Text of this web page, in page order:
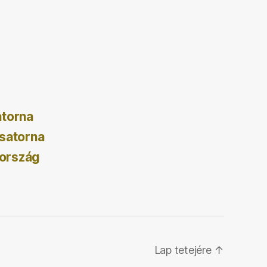
Lap tetejére ↑